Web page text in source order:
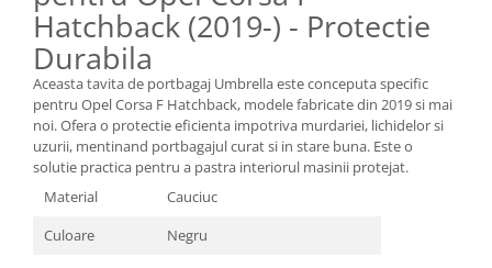
Pompa Spalator Parbriz
Accesorii Camioane
Lampi si Proiectoare Camion
Marcaje si Echipamente de
Siguranta
Accesorii Cabina Camion
Pneumatice
Hatchback (2019-) - Protectie
Durabila
Aceasta tavita de portbagaj Umbrella este conceputa specific
pentru Opel Corsa F Hatchback, modele fabricate din 2019 si mai
noi. Ofera o protectie eficienta impotriva murdariei, lichidelor si
uzurii, mentinand portbagajul curat si in stare buna. Este o
solutie practica pentru a pastra interiorul masinii protejat.
Material
Cauciuc
Culoare
Negru